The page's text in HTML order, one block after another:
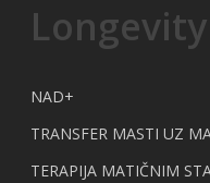
NAD+
TRANSFER MASTI UZ
TERAPIJA MATIČNIM